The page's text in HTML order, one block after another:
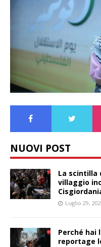
NUOVI POST
La scintilla
villaggio
Luglio 29,
Perché hai
reportage